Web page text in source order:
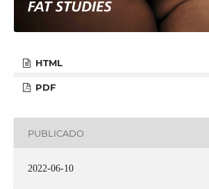
HTML
PDF
PUBLICADO
2022-06-10